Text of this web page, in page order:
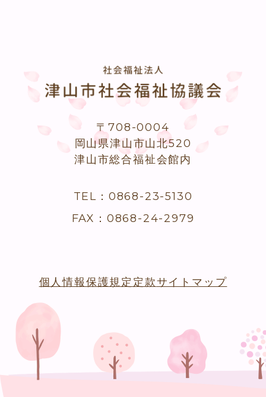
〒708-0004
岡山県津山市山北520
津山市総合福祉会館内
TEL：0868-23-5130
FAX：0868-24-2979
個人情報保護規定 定款サイトマップ